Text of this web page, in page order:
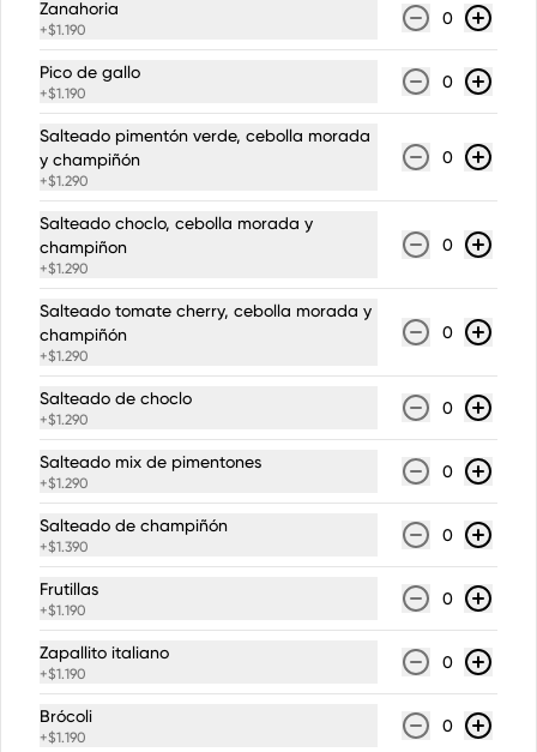
Bombón relleno de mantequilla de
maní y chocolate blanco, bañado con
chocolate semi amargo negro.
$2.190
Bombón Trufa albina con
frambuesa
Bombón a base de ganache de
rellena en su centro con frambuesas
naturales. Bañado con chocolate
Brownie con harina integral, azucar
rubia, cacao, aceite de coco, chips de
Brownie chocolate SIN
Zanahoria
+$1.190
0
Pico de gallo
+$1.190
0
Salteado pimentón verde, cebolla morada
y champiñón
+$1.290
0
Salteado choclo, cebolla morada y
champiñon
+$1.290
0
Salteado tomate cherry, cebolla morada y
champiñón
+$1.290
0
Salteado de choclo
+$1.290
0
Salteado mix de pimentones
+$1.290
0
Salteado de champiñón
+$1.390
0
Frutillas
+$1.190
0
Zapallito italiano
+$1.190
0
Brócoli
+$1.190
0